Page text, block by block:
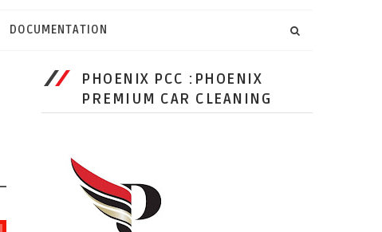
DOCUMENTATION
PHOENIX PCC :PHOENIX
PREMIUM CAR CLEANING